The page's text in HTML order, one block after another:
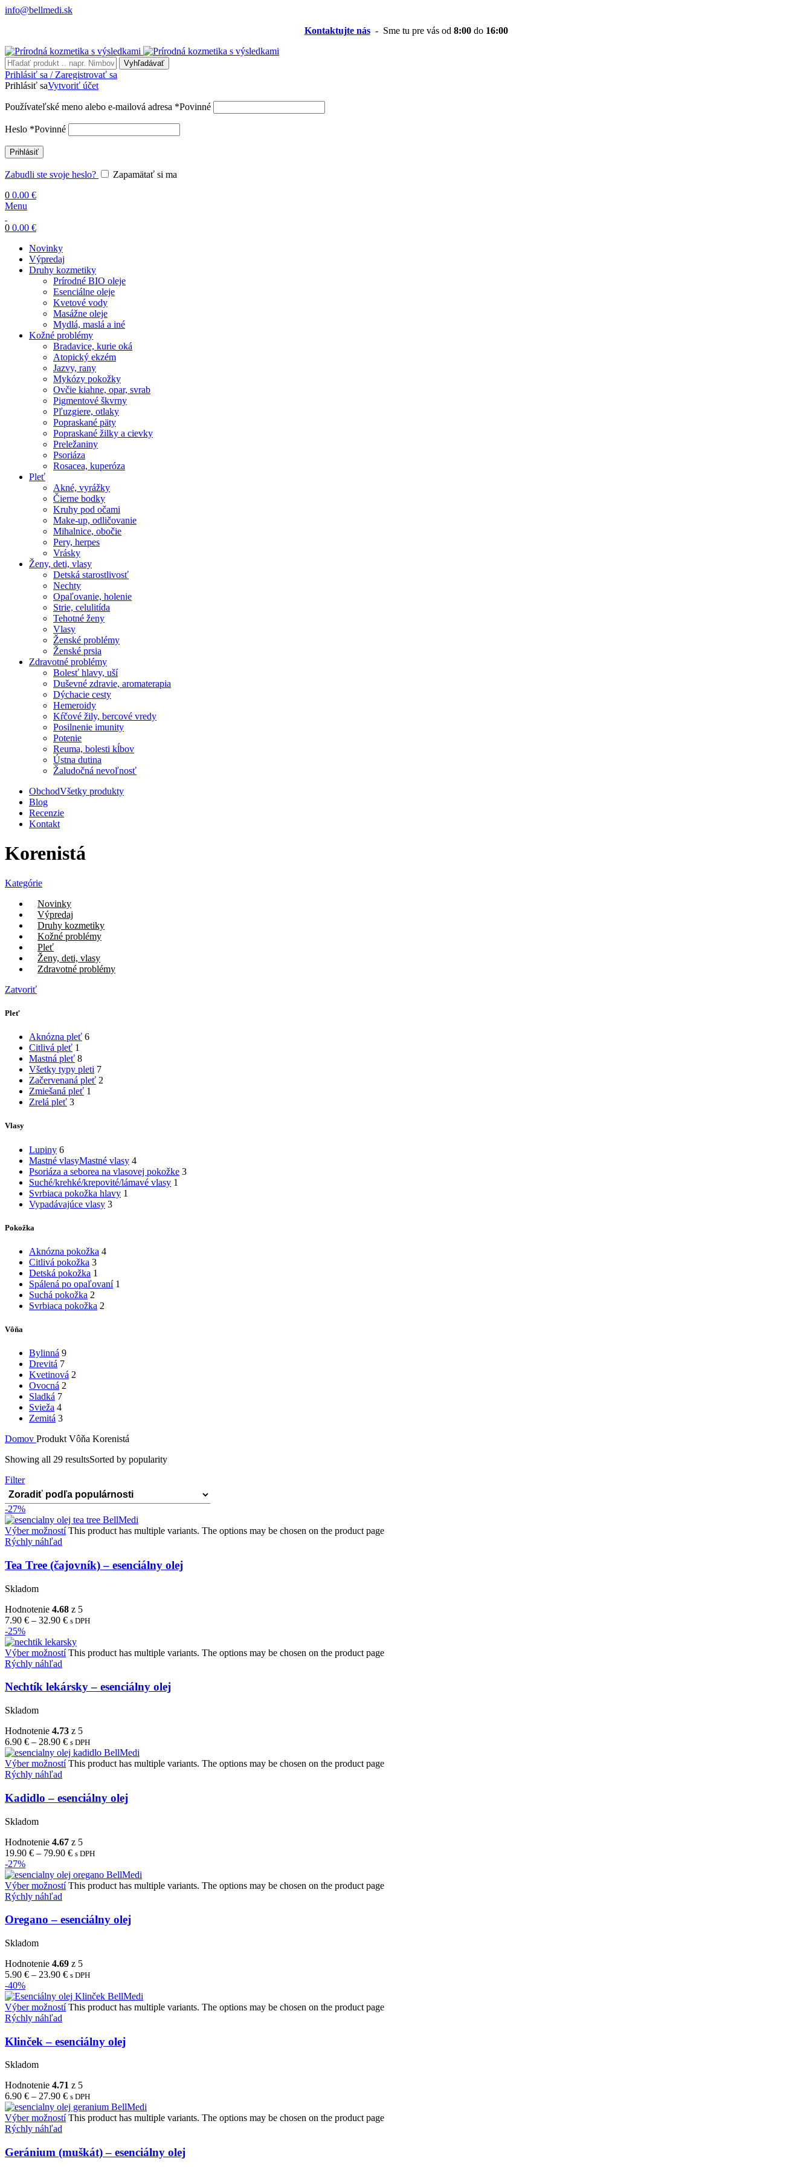
info@bellmedi.sk
Kontaktujte nás- Sme tu pre vás od 8:00do 16:00
Vyhľadávať
Prihlásiť sa / Zaregistrovať sa
Prihlásiť saVytvoriť účet
Používateľské meno alebo e-mailová adresa *Povinné
Heslo *Povinné
Prihlásiť
Zabudli ste svoje heslo?
Zapamätať si ma
0 0.00 €
Menu
0 0.00 €
Novinky
Výpredaj
Druhy kozmetiky
Prírodné BIO oleje
Esenciálne oleje
Kvetové vody
Masážne oleje
Mydlá, maslá a iné
Kožné problémy
Bradavice, kurie oká
Atopický ekzém
Jazvy, rany
Mykózy pokožky
Ovčie kiahne, opar, svrab
Pigmentové škvrny
Pľuzgiere, otlaky
Popraskané päty
Popraskané žilky a cievky
Preležaniny
Psoriáza
Rosacea, kuperóza
Pleť
Akné, vyrážky
Čierne bodky
Kruhy pod očami
Make-up, odličovanie
Mihalnice, obočie
Pery, herpes
Vrásky
Ženy, deti, vlasy
Detská starostlivosť
Nechty
Opaľovanie, holenie
Strie, celulitída
Tehotné ženy
Vlasy
Ženské problémy
Ženské prsia
Zdravotné problémy
Bolesť hlavy, uší
Duševné zdravie, aromaterapia
Dýchacie cesty
Hemeroidy
Kŕčové žily, bercové vredy
Posilnenie imunity
Potenie
Reuma, bolesti kĺbov
Ústna dutina
Žaludočná nevoľnosť
ObchodVšetky produkty
Blog
Recenzie
Kontakt
Korenistá
Kategórie
Novinky
Výpredaj
Druhy kozmetiky
Kožné problémy
Pleť
Ženy, deti, vlasy
Zdravotné problémy
Zatvoriť
Pleť
Aknózna pleť 6
Citlivá pleť 1
Mastná pleť 8
Všetky typy pleti 7
Začervenaná pleť 2
Zmiešaná pleť 1
Zrelá pleť 3
Vlasy
Lupiny 6
Mastné vlasyMastné vlasy 4
Psoriáza a seborea na vlasovej pokožke 3
Suché/krehké/krepovité/lámavé vlasy 1
Svrbiaca pokožka hlavy 1
Vypadávajúce vlasy 3
Pokožka
Aknózna pokožka 4
Citlivá pokožka 3
Detská pokožka 1
Spálená po opaľovaní 1
Suchá pokožka 2
Svrbiaca pokožka 2
Vôňa
Bylinná 9
Drevitá 7
Kvetinová 2
Ovocná 2
Sladká 7
Svieža 4
Zemitá 3
Domov Produkt Vôňa Korenistá
Showing all 29 resultsSorted by popularity
Filter
-27%
Výber možností This product has multiple variants. The options may be chosen on the product page
Rýchly náhľad
Tea Tree (čajovník) – esenciálny olej
Skladom
Hodnotenie 4.68 z 5
7.90 € – 32.90 € s DPH
-25%
Výber možností This product has multiple variants. The options may be chosen on the product page
Rýchly náhľad
Nechtík lekársky – esenciálny olej
Skladom
Hodnotenie 4.73 z 5
6.90 € – 28.90 € s DPH
Výber možností This product has multiple variants. The options may be chosen on the product page
Rýchly náhľad
Kadidlo – esenciálny olej
Skladom
Hodnotenie 4.67 z 5
19.90 € – 79.90 € s DPH
-27%
Výber možností This product has multiple variants. The options may be chosen on the product page
Rýchly náhľad
Oregano – esenciálny olej
Skladom
Hodnotenie 4.69 z 5
5.90 € – 23.90 € s DPH
-40%
Výber možností This product has multiple variants. The options may be chosen on the product page
Rýchly náhľad
Klinček – esenciálny olej
Skladom
Hodnotenie 4.71 z 5
6.90 € – 27.90 € s DPH
Výber možností This product has multiple variants. The options may be chosen on the product page
Rýchly náhľad
Geránium (muškát) – esenciálny olej